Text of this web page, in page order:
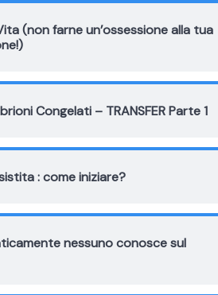
(non farne un’ossessione alla tua
Congelati – TRANSFER Parte 1
: come iniziare?
nessuno conosce sul